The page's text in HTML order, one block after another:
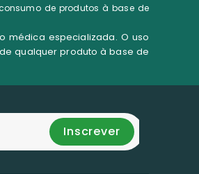
de produtos à base de
médica especializada. O uso
qualquer produto à base de